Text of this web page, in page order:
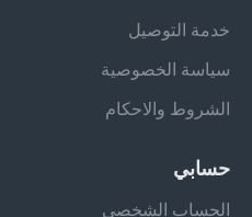
خدمة التوصيل
سياسة الخصوصية
الشروط والاحكام
حسابي
الحساب الشخصي